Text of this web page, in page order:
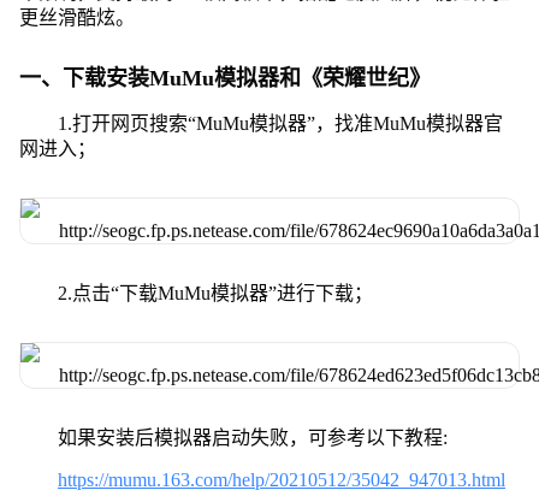
更丝滑酷炫。
一、下载安装MuMu模拟器和《荣耀世纪》
1.打开网页搜索“MuMu模拟器”，找准MuMu模拟器官
网进入；
2.点击“下载MuMu模拟器”进行下载；
如果安装后模拟器启动失败，可参考以下教程:
https://mumu.163.com/help/20210512/35042_947013.html